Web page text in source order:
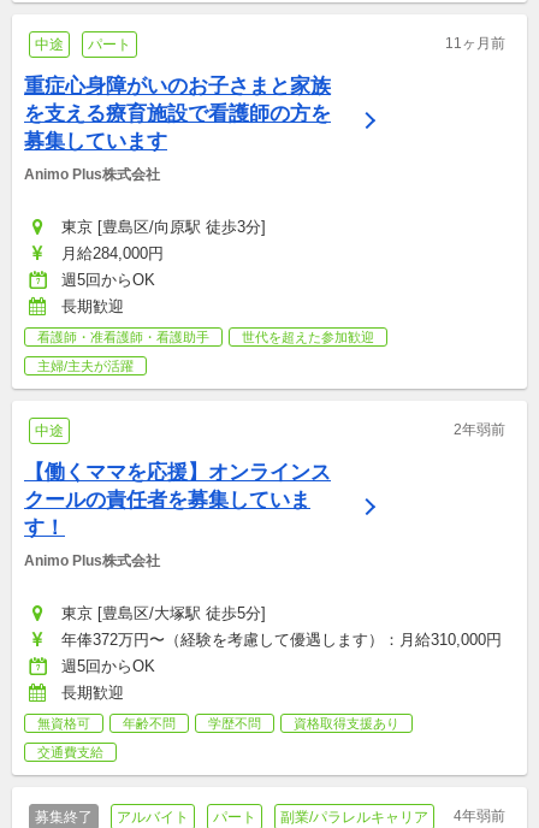
中途 パート 11ヶ月前
重症心身障がいのお子さまと家族
を支える療育施設で看護師の方を
募集しています
Animo Plus株式会社
東京 [豊島区/向原駅 徒歩3分]
月給284,000円
週5回からOK
長期歓迎
看護師・准看護師・看護助手
世代を超えた参加歓迎
主婦/主夫が活躍
中途 2年弱前
【働くママを応援】オンラインス
クールの責任者を募集していま
す！
Animo Plus株式会社
東京 [豊島区/大塚駅 徒歩5分]
年俸372万円〜（経験を考慮して優遇します）：月給310,000円
週5回からOK
長期歓迎
無資格可 年齢不問 学歴不問
資格取得支援あり
交通費支給
募集終了 アルバイト パート 副業/パラレルキャリア 4年弱前